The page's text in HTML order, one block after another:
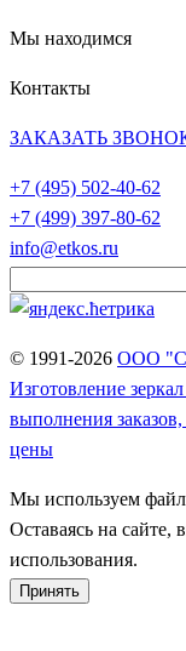
Мы находимся
Контакты
ЗАКАЗАТЬ
+7 (495) 502-40-62
+7 (499) 397-80-62
info@etkos.ru
© 1991-2026 ООО
Изготовление
выполнения
цены
Мы используем
Оставаясь на сайте,
использования.
Принять